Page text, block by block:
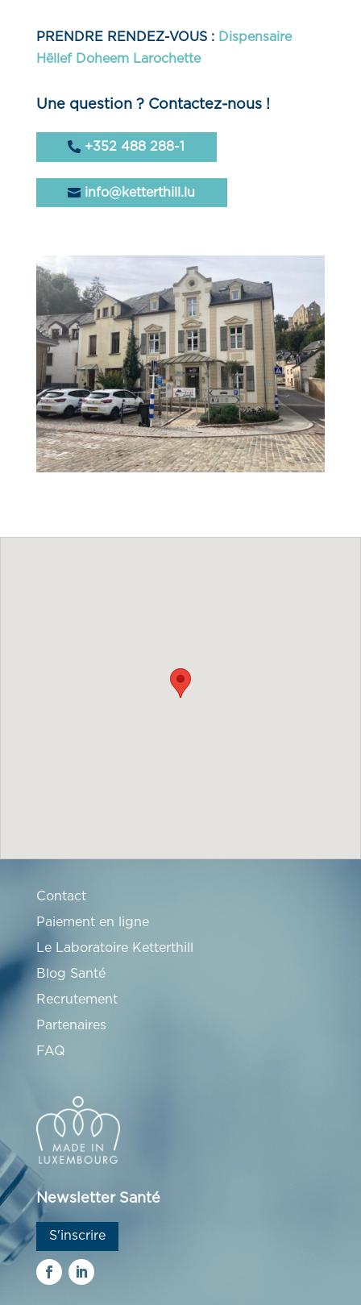
PRENDRE RENDEZ-VOUS : Dispensaire
Hëllef Doheem Larochette
Une question ? Contactez-nous !
+352 488 288-1
info@ketterthill.lu
Contact
Paiement en ligne
Le Laboratoire Ketterthill
Blog Santé
Recrutement
Partenaires
FAQ
Newsletter Santé
S'inscrire